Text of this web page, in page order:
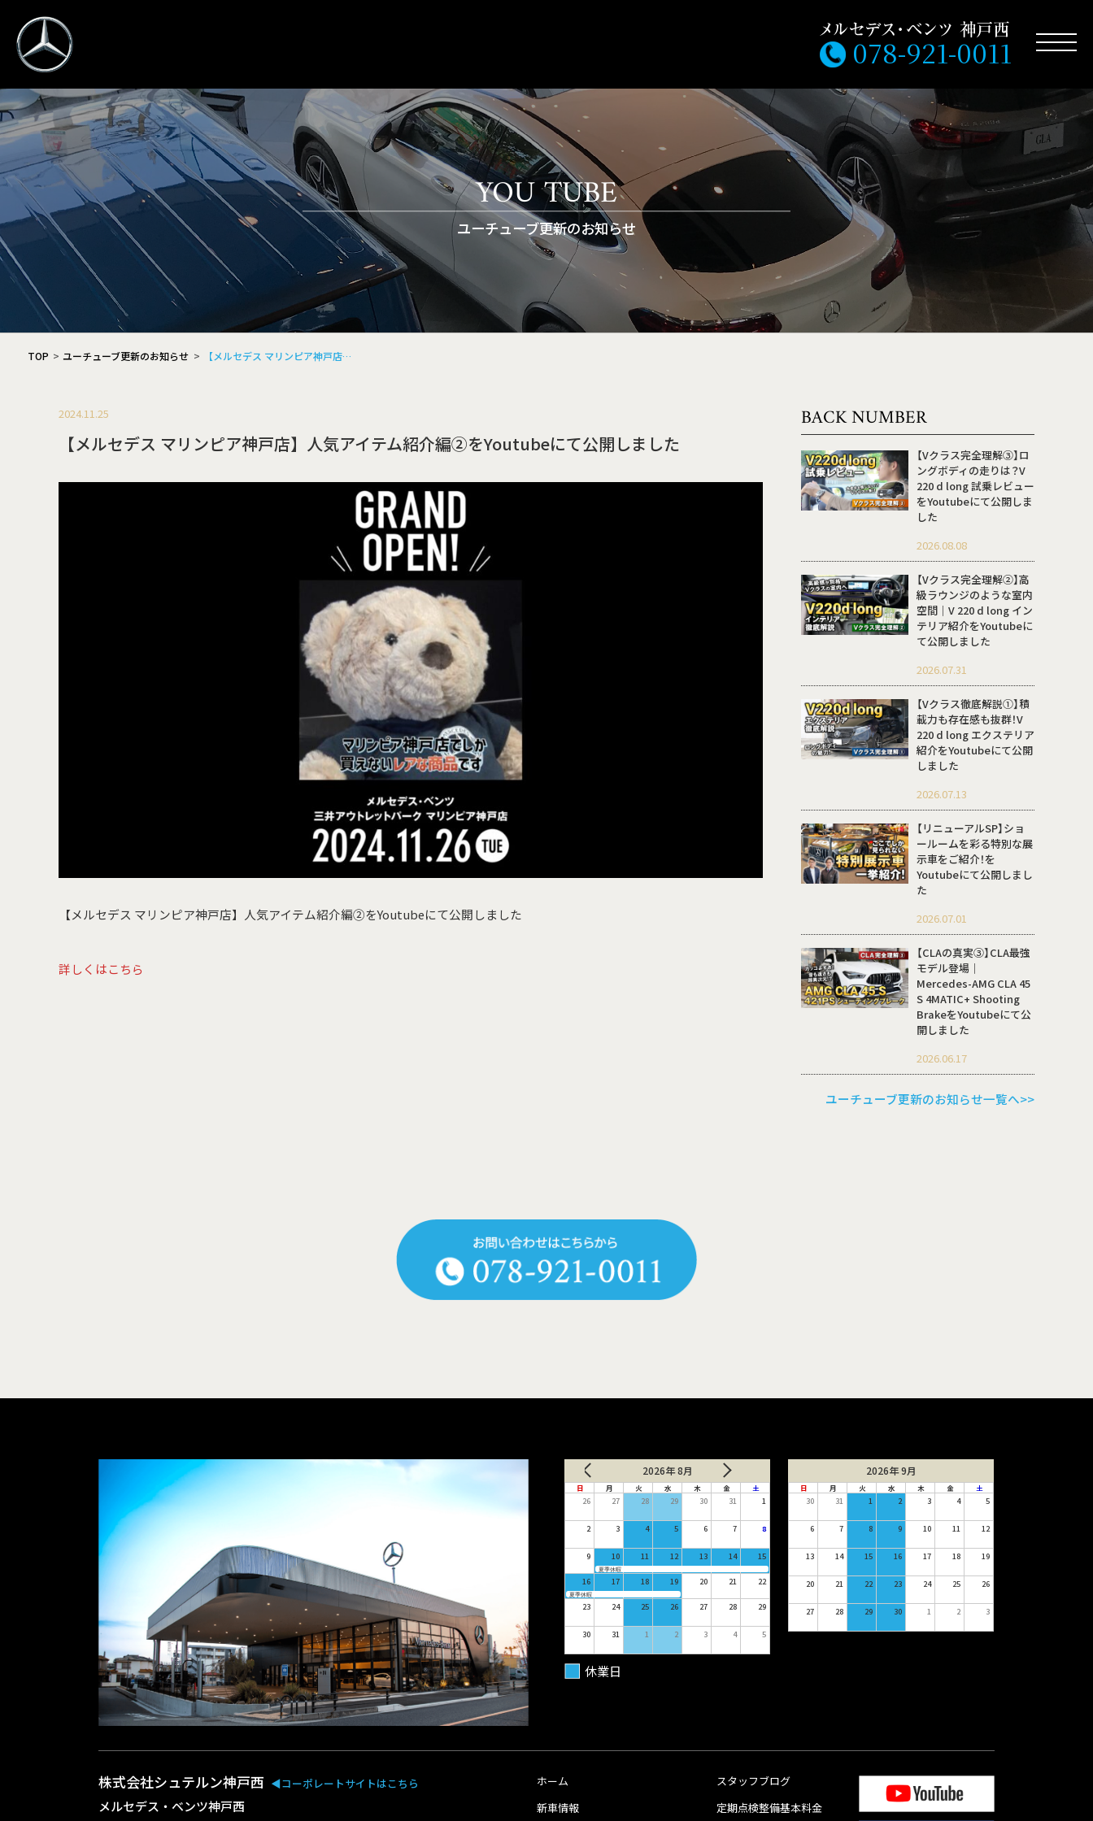
078-921-0011
YOU TUBE
ユーチューブ更新のお知らせ
TOP ユーチューブ更新のお知らせ 【メルセデス マリンピア神戸店…
2024.11.25
【メルセデス マリンピア神戸店】人気アイテム紹介編②をYoutubeにて公開しました
【メルセデス マリンピア神戸店】人気アイテム紹介編②をYoutubeにて公開しました
詳しくはこちら
BACK NUMBER
【Vクラス完全理解③】ロ
ングボディの走りは？V
220 d long 試乗レビュー
をYoutubeにて公開しま
した
2026.08.08
【Vクラス完全理解②】高
級ラウンジのような室内
空間｜V 220 d long イン
テリア紹介をYoutubeに
て公開しました
2026.07.31
【Vクラス徹底解説①】積
載力も存在感も抜群！V
220 d long エクステリア
紹介をYoutubeにて公開
しました
2026.07.13
【リニューアルSP】ショ
ールームを彩る特別な展
示車をご紹介！を
Youtubeにて公開しまし
た
2026.07.01
【CLAの真実③】CLA最強
モデル登場｜
Mercedes-AMG CLA 45
S 4MATIC+ Shooting
BrakeをYoutubeにて公
開しました
2026.06.17
ユーチューブ更新のお知らせ一覧へ>>
2026年 8月
日 月 火 水 木 金 土
26 27 28 29 30 31 1
2 3 4 5 6 7 8
9 10 11 12 13 14 15
夏季休暇
16 17 18 19 20 21 22
夏季休暇
23 24 25 26 27 28 29
30 31 1 2 3 4 5
2026年 9月
日 月 火 水 木 金 土
30 31 1 2 3 4 5
6 7 8 9 10 11 12
13 14 15 16 17 18 19
20 21 22 23 24 25 26
27 28 29 30 1 2 3
休業日
株式会社シュテルン神戸西 ◀︎コーポレートサイトはこちら
メルセデス・ベンツ神戸西
ホーム
新車情報
スタッフブログ
定期点検整備基本料金